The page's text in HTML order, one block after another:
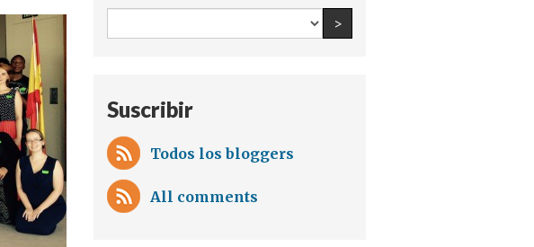
All
teams
>Find an author
Suscribir
Todos los bloggers
All comments